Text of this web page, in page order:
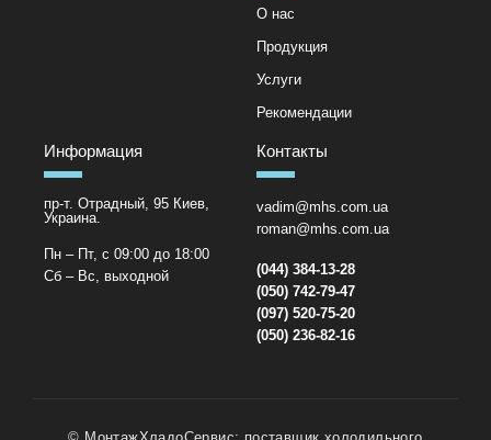
О нас
Продукция
Услуги
Рекомендации
Информация
пр-т. Отрадный, 95 Киев,
Украина.
Пн – Пт, с 09:00 до 18:00
Сб – Вс, выходной
Контакты
vadim@mhs.com.ua
roman@mhs.com.ua
(044) 384-13-28
(050) 742-79-47
(097) 520-75-20
(050) 236-82-16